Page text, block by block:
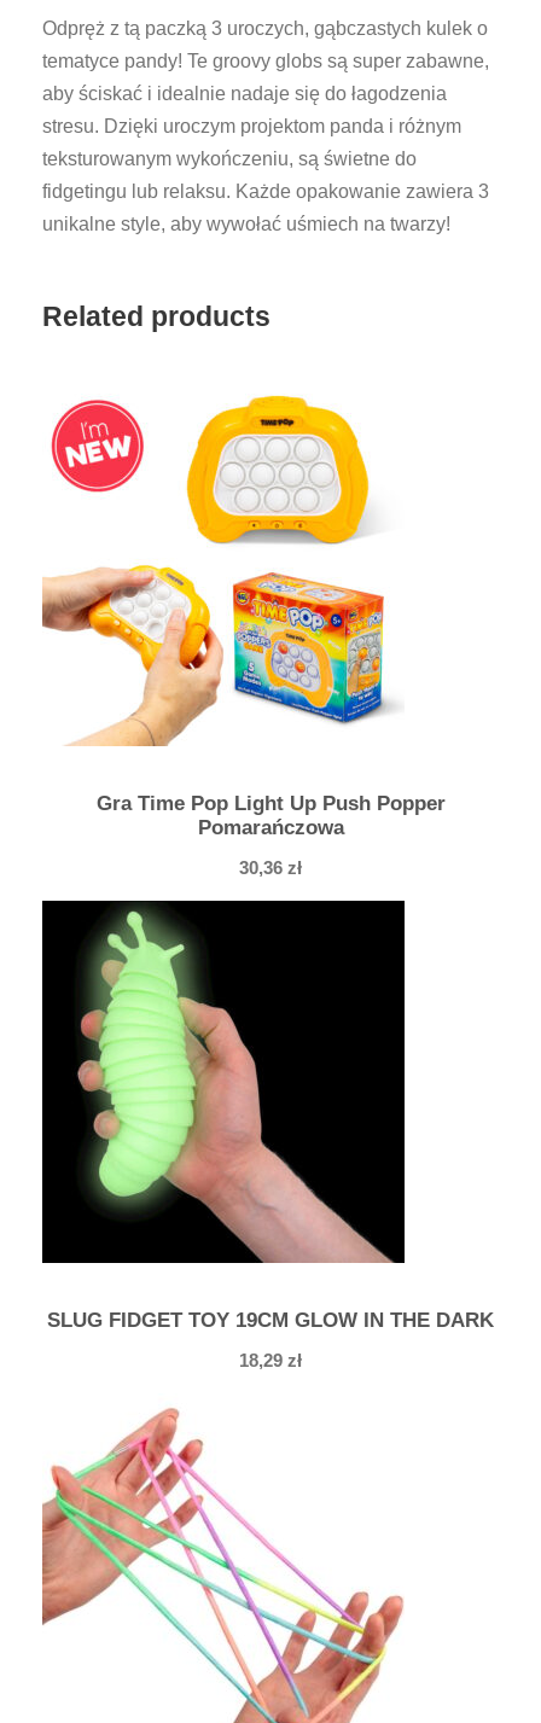
K
D
I
D
D
Y
S
I
B
A
Odpręż z tą paczką 3 uroczych, gąbczastych kulek o
tematyce pandy! Te groovy globs są super zabawne,
aby ściskać i idealnie nadaje się do łagodzenia
stresu. Dzięki uroczym projektom panda i różnym
teksturowanym wykończeniu, są świetne do
fidgetingu lub relaksu. Każde opakowanie zawiera 3
unikalne style, aby wywołać uśmiech na twarzy!
Related products
Gra Time Pop Light Up Push Popper
Pomarańczowa
30,36 zł
SLUG FIDGET TOY 19CM GLOW IN THE DARK
18,29 zł